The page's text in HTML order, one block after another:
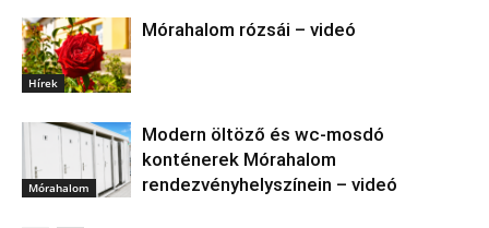
Hírek
Mórahalom rózsái – videó
Mórahalom
Modern öltöző és wc-mosdó
konténerek Mórahalom
rendezvényhelyszínein – videó